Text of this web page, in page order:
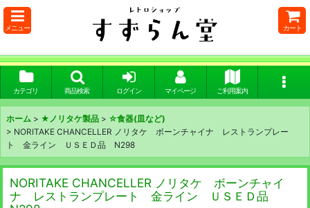
メニュー カート
カテゴリ 商品検索 ログイン マイページ ご利用案内
ホーム > ★ノリタケ製品 > ☆食器(皿など)
> NORITAKE CHANCELLER ノリタケ ボーンチャイナ レストランプレー
ト 金ライン ＵＳＥＤ品 N298
NORITAKE CHANCELLER ノリタケ ボーンチャイ
ナ レストランプレート 金ライン ＵＳＥＤ品